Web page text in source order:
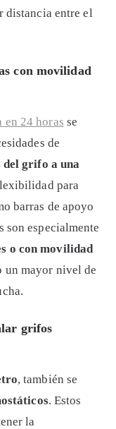
distancia entre el
con movilidad
en 24 horas se
de
del grifo a una
para
barras de apoyo
son especialmente
o con movilidad
un mayor nivel de
grifos
, también se
. Estos
la